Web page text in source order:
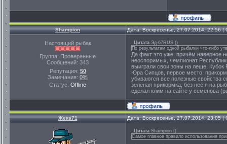
Shampion Дата: Воскресенье, 27.07.2014, 22:56
Настоящий рыбак
Группа: Проверенные
Сообщений: 343
Репутация: 50
Замечания: 0%
Статус: Offline
Цитата Эд-67RUS ()
По результатам одной рыбалки что-либо
Да факт это уже, причём наверное
неоспоримых, чемпионат
выиграли свои зоны на леще. Кубок
Юра Сипцов, первое место,
убиваются все полезные
зелёная прикормка, без неё я на
сделал клим на сайте у семёнова
Жека71 Дата: Воскресенье, 27.07.2014, 23:05
Цитата Shampion ()
Самое главное правило использования